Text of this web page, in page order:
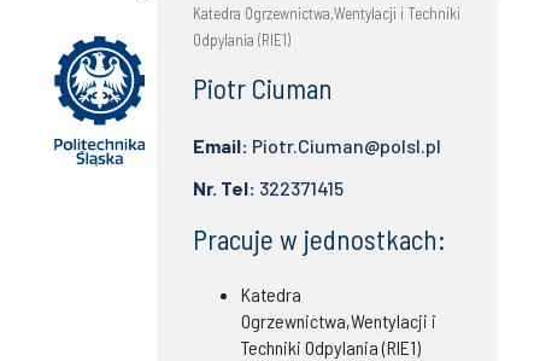
Katedra Ogrzewnictwa,Wentylacji i Techniki
Odpylania (RIE1)
Piotr Ciuman
Email: Piotr.Ciuman@polsl.pl
Nr. Tel: 322371415
Pracuje w jednostkach:
Katedra
Ogrzewnictwa,Wentylacji i
Techniki Odpylania (RIE1)